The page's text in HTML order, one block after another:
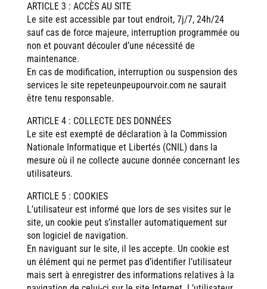
ARTICLE 3 : ACCÈS AU SITE
Le site est accessible par tout endroit, 7j/7, 24h/24
sauf cas de force majeure, interruption programmée ou
non et pouvant découler d’une nécessité de
maintenance.
En cas de modification, interruption ou suspension des
services le site repeteunpeupourvoir.com ne saurait
être tenu responsable.
ARTICLE 4 : COLLECTE DES DONNÉES
Le site est exempté de déclaration à la Commission
Nationale Informatique et Libertés (CNIL) dans la
mesure où il ne collecte aucune donnée concernant les
utilisateurs.
ARTICLE 5 : COOKIES
L’utilisateur est informé que lors de ses visites sur le
site, un cookie peut s’installer automatiquement sur
son logiciel de navigation.
En naviguant sur le site, il les accepte. Un cookie est
un élément qui ne permet pas d’identifier l’utilisateur
mais sert à enregistrer des informations relatives à la